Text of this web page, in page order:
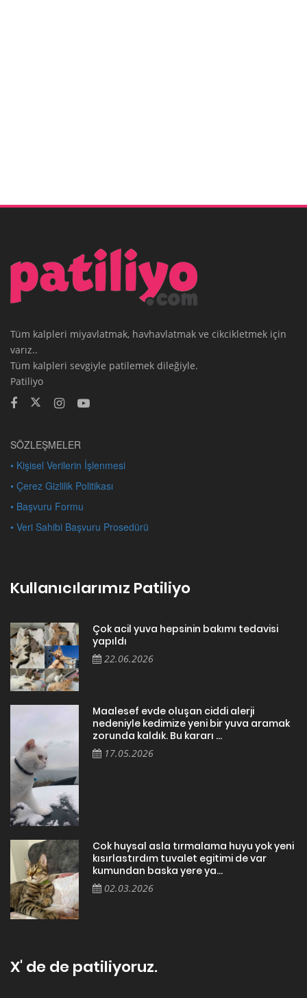
Tüm kalpleri miyavlatmak, havhavlatmak ve cikcikletmek için
varız..
Tüm kalpleri sevgiyle patilemek dileğiyle.
Patiliyo
SÖZLEŞMELER
• Kişisel Verilerin İşlenmesi
• Çerez Gizlilik Politikası
• Başvuru Formu
• Veri Sahibi Başvuru Prosedürü
Kullanıcılarımız Patiliyo
Çok acil yuva hepsinin bakımı tedavisi
yapıldı
22.06.2026
Maalesef evde oluşan ciddi alerji
nedeniyle kedimize yeni bir yuva aramak
zorunda kaldık. Bu kararı ...
17.05.2026
Cok huysal asla tırmalama huyu yok yeni
kısırlastırdım tuvalet egitimi de var
kumundan baska yere ya...
02.03.2026
X' de de patiliyoruz.